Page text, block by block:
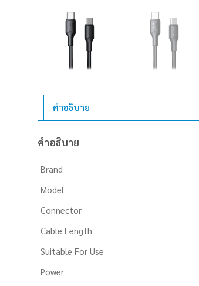
คำอธิบาย
คำอธิบาย
Brand
Model
Connector
Cable Length
Suitable For Use
Power